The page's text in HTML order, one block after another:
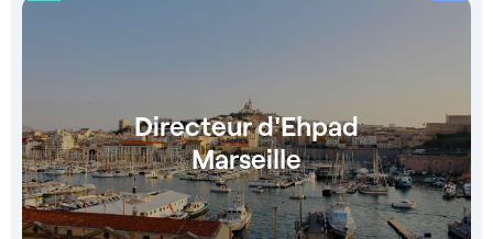
Directeur d'Ehpad
Marseille